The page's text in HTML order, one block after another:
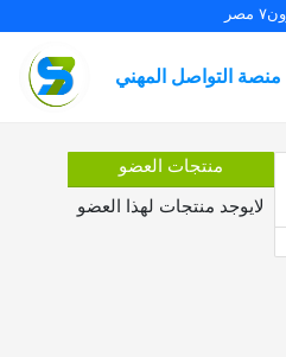
مصر
منصة التواصل المهني
منتجات العضو
لايوجد منتجات لهذا العضو